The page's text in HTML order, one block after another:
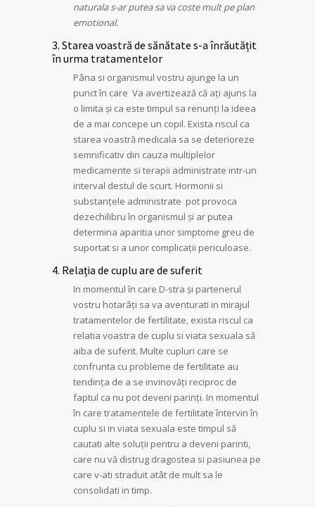
naturala s-ar putea sa va coste mult pe plan
emotional.
3. Starea voastră de sănătate s-a înrăutățit
în urma tratamentelor
Pâna si organismul vostru ajunge la un
punct în care Va avertizează că ați ajuns la
o limita și ca este timpul sa renunți la ideea
de a mai concepe un copil. Exista riscul ca
starea voastră medicala sa se deterioreze
semnificativ din cauza multiplelor
medicamente si terapii administrate intr-un
interval destul de scurt. Hormonii si
substanțele administrate pot provoca
dezechilibru în organismul și ar putea
determina aparitia unor simptome greu de
suportat si a unor complicații periculoase.
4. Relația de cuplu are de suferit
In momentul în care D-stra și partenerul
vostru hotarâți sa va aventurati in mirajul
tratamentelor de fertilitate, exista riscul ca
relatia voastra de cuplu si viata sexuala să
aiba de suferit. Multe cupluri care se
confrunta cu probleme de fertilitate au
tendința de a se invinovăți reciproc de
faptul ca nu pot deveni parinți. In momentul
în care tratamentele de fertilitate întervin în
cuplu si in viata sexuala este timpul să
cautati alte soluții pentru a deveni parinti,
care nu vă distrug dragostea si pasiunea pe
care v-ati straduit atât de mult sa le
consolidati in timp.